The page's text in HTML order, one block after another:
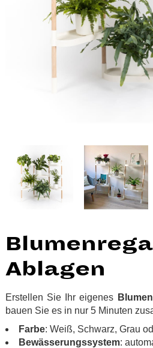
Ablagen
Erstellen Sie Ihr eigenes
bauen Sie es in nur 5 Minuten
Farbe: Weiß, Schwarz, Grau
Bewässerungssystem: